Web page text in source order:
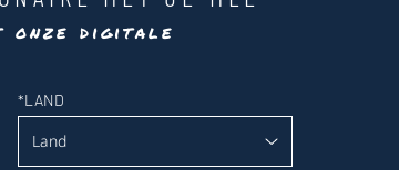
onze digitale
*LAND